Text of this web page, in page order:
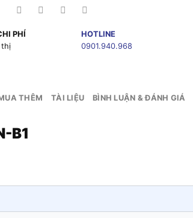
PHÍ
thị
HOTLINE
0901.940.968
THÊM TÀI LIỆU BÌNH LUẬN & ĐÁNH GIÁ
B1